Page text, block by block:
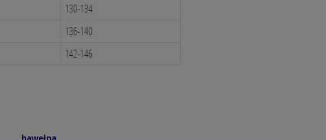
bawełna